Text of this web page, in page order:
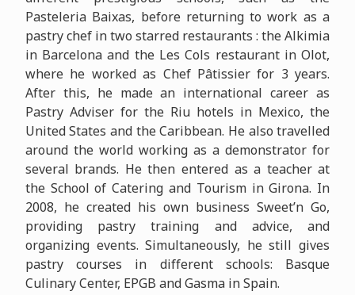
Pasteleria Baixas, before returning to work as a
pastry chef in two starred restaurants : the Alkimia
in Barcelona and the Les Cols restaurant in Olot,
where he worked as Chef Pâtissier for 3 years.
After this, he made an international career as
Pastry Adviser for the Riu hotels in Mexico, the
United States and the Caribbean. He also travelled
around the world working as a demonstrator for
several brands. He then entered as a teacher at
the School of Catering and Tourism in Girona. In
2008, he created his own business Sweet’n Go,
providing pastry training and advice, and
organizing events. Simultaneously, he still gives
pastry courses in different schools: Basque
Culinary Center, EPGB and Gasma in Spain.